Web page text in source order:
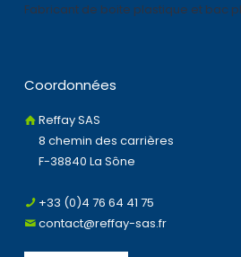
Fabricant de boite plastique et bac
Coordonnées
Reffay SAS
8 chemin des carrières
F-38840 La Sône
+33 (0)4 76 64 41 75
contact@reffay-sas.fr